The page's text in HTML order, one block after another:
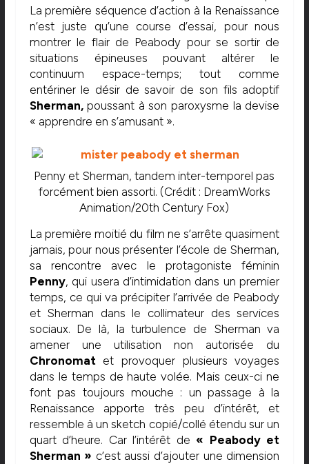
La première séquence d’action à la Renaissance
n’est juste qu’une course d’essai, pour nous
montrer le flair de Peabody pour se sortir de
situations épineuses pouvant altérer le
continuum espace-temps; tout comme
entériner le désir de savoir de son fils adoptif
Sherman,poussant à son paroxysme la devise
« apprendre en s’amusant ».
Penny et Sherman, tandem inter-temporel pas
forcément bien assorti. (Crédit : DreamWorks
Animation/20th Century Fox)
La première moitié du film ne s’arrête quasiment
jamais, pour nous présenter l’école de Sherman,
sa rencontre avec le protagoniste féminin
Penny, qui usera d’intimidation dans un premier
temps, ce qui va précipiter l’arrivée de Peabody
et Sherman dans le collimateur des services
sociaux. De là, la turbulence de Sherman va
amener une utilisation non autorisée du
Chronomatet provoquer plusieurs voyages
dans le temps de haute volée. Mais ceux-ci ne
font pas toujours mouche : un passage à la
Renaissance apporte très peu d’intérêt, et
ressemble à un sketch copié/collé étendu sur un
quart d’heure. Car l’intérêt de « Peabody et
Sherman » c’est aussi d’ajouter une dimension